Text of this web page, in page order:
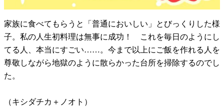
家族に食べてもらうと「普通においしい」とびっくりした様
子。私の人生初料理は無事に成功！ これを毎日のようにし
てる人、本当にすごい……。今まで以上にご飯を作れる人を
尊敬しながら地獄のように散らかった台所を掃除するのでし
た。
（キシダチカ＋ノオト）